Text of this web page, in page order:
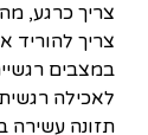
צריך כרגע,
צריך להוריד
במצבים
לאכילה רגשית
תזונה עשירה